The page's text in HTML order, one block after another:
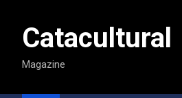
contenidoCatacultural
Magazine